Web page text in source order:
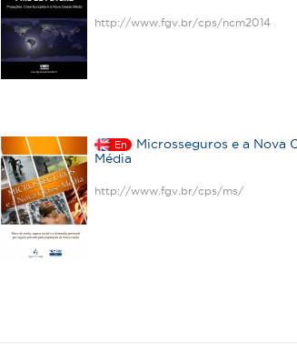
http://www.fgv.br/cps/ncm2014
En
Microsseguros e a Nova
Média
http://www.fgv.br/cps/ms/